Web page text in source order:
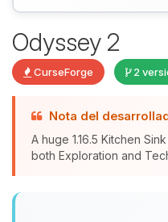
Odyssey 2
CurseForge 2
Nota del
A huge 1.16.5 Kitchen
both Exploration and
Yupi, por fin
hablar! Soy